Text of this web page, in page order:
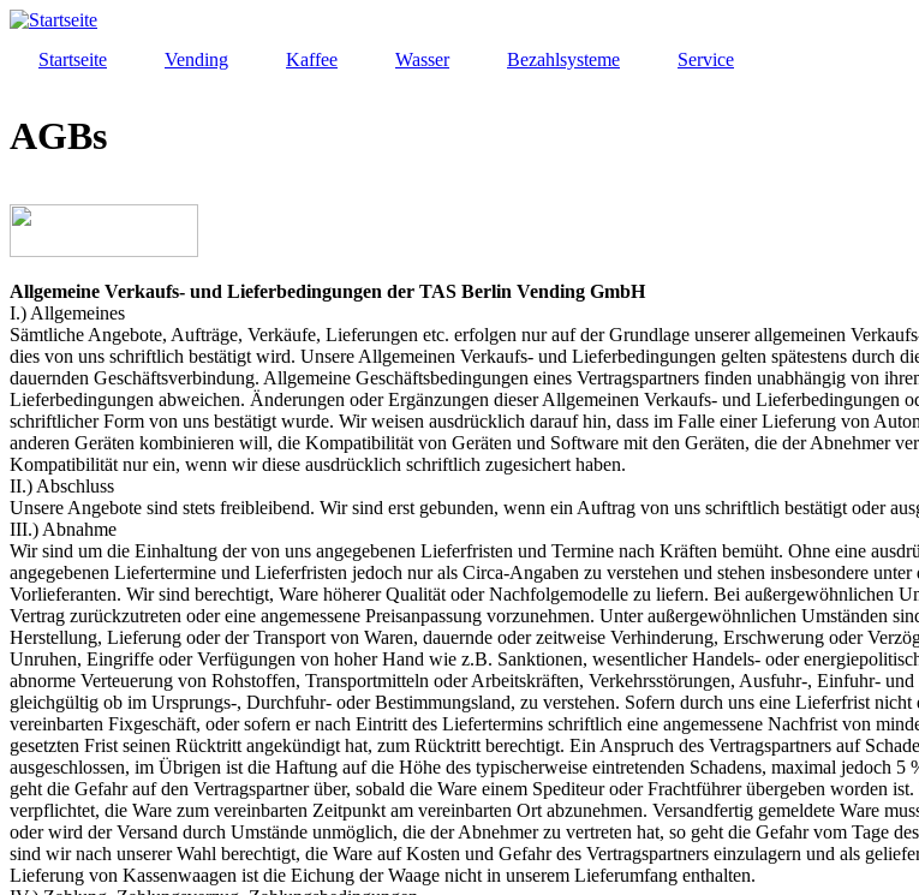
Direkt
InhaltStartseite Vending Kaffee Wasser Bezahlsysteme Service
AGBs
Allgemeine Verkaufs- und Lieferbedingungen der TAS Berlin Vending GmbH
I.) Allgemeines
Sämtliche Angebote, Aufträge, Verkäufe, Lieferungen etc. erfolgen nur auf der Grundlage unserer allgemeinen
dies von uns schriftlich bestätigt wird. Unsere Allgemeinen Verkaufs- und Lieferbedingungen gelten spätestens durch
dauernden Geschäftsverbindung. Allgemeine Geschäftsbedingungen eines Vertragspartners finden unabhängig von
Lieferbedingungen abweichen. Änderungen oder Ergänzungen dieser Allgemeinen Verkaufs- und Lieferbedingungen
schriftlicher Form von uns bestätigt wurde. Wir weisen ausdrücklich darauf hin, dass im Falle einer Lieferung von
anderen Geräten kombinieren will, die Kompatibilität von Geräten und Software mit den Geräten, die der Abnehmer
Kompatibilität nur ein, wenn wir diese ausdrücklich schriftlich zugesichert haben.
II.) Abschluss
Unsere Angebote sind stets freibleibend. Wir sind erst gebunden, wenn ein Auftrag von uns schriftlich bestätigt oder
III.) Abnahme
Wir sind um die Einhaltung der von uns angegebenen Lieferfristen und Termine nach Kräften bemüht. Ohne eine
angegebenen Liefertermine und Lieferfristen jedoch nur als Circa-Angaben zu verstehen und stehen insbesondere
Vorlieferanten. Wir sind berechtigt, Ware höherer Qualität oder Nachfolgemodelle zu liefern. Bei außergewöhnlichen
Vertrag zurückzutreten oder eine angemessene Preisanpassung vorzunehmen. Unter außergewöhnlichen Umständen
Herstellung, Lieferung oder der Transport von Waren, dauernde oder zeitweise Verhinderung, Erschwerung oder
Unruhen, Eingriffe oder Verfügungen von hoher Hand wie z.B. Sanktionen, wesentlicher Handels- oder
abnorme Verteuerung von Rohstoffen, Transportmitteln oder Arbeitskräften, Verkehrsstörungen, Ausfuhr-, Einfuhr-
gleichgültig ob im Ursprungs-, Durchfuhr- oder Bestimmungsland, zu verstehen. Sofern durch uns eine Lieferfrist
vereinbarten Fixgeschäft, oder sofern er nach Eintritt des Liefertermins schriftlich eine angemessene Nachfrist von
gesetzten Frist seinen Rücktritt angekündigt hat, zum Rücktritt berechtigt. Ein Anspruch des Vertragspartners auf
ausgeschlossen, im Übrigen ist die Haftung auf die Höhe des typischerweise eintretenden Schadens, maximal jedoch
geht die Gefahr auf den Vertragspartner über, sobald die Ware einem Spediteur oder Frachtführer übergeben worden
verpflichtet, die Ware zum vereinbarten Zeitpunkt am vereinbarten Ort abzunehmen. Versandfertig gemeldete Ware
oder wird der Versand durch Umstände unmöglich, die der Abnehmer zu vertreten hat, so geht die Gefahr vom Tage
sind wir nach unserer Wahl berechtigt, die Ware auf Kosten und Gefahr des Vertragspartners einzulagern und als
Lieferung von Kassenwaagen ist die Eichung der Waage nicht in unserem Lieferumfang enthalten.